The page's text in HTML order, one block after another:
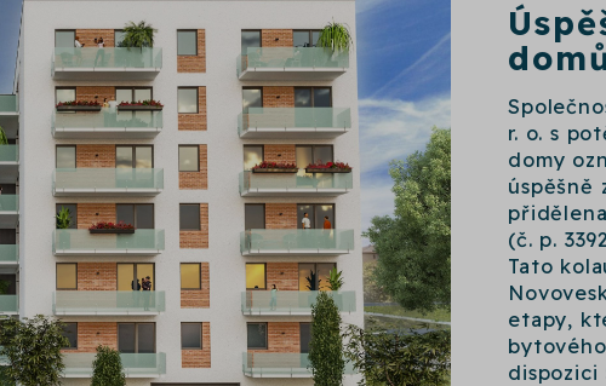
r. o. s
domy
úspěšně
(č. p.
Tato
etapy,